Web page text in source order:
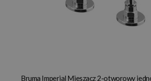
Bruma Imperial Mieszacz 2-otworowy